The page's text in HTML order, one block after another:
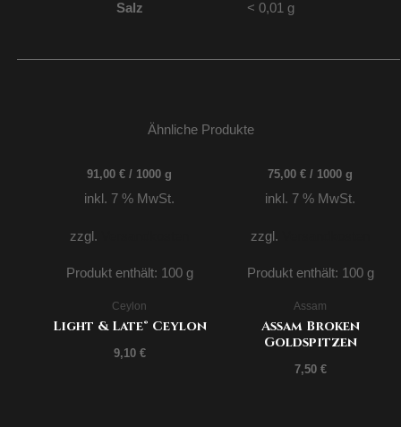
Salz
< 0,01 g
Ähnliche Produkte
91,00€ / 1000 g
inkl. 7 % MwSt.
zzgl.
Produkt enthält: 100 g
Ceylon
Light & Late® Ceylon
9,10 €
75,00€ / 1000 g
inkl. 7 % MwSt.
zzgl.
Produkt enthält: 100 g
Assam
Assam Broken
Goldspitzen
7,50 €